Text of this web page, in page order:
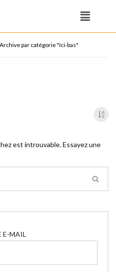
Archive par catégorie "Ici-bas"
est introuvable. Essayez une
E-MAIL